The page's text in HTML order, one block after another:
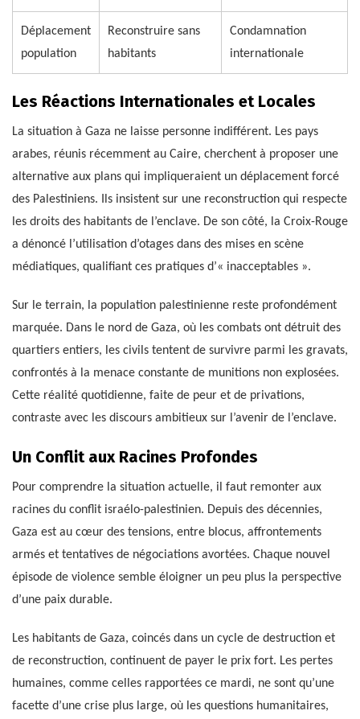
Déplacement
population
Reconstruire sans
habitants
Condamnation
internationale
Les Réactions Internationales et Locales
La situation à Gaza ne laisse personne indifférent. Les pays
arabes, réunis récemment au Caire, cherchent à proposer une
alternative aux plans qui impliqueraient un déplacement forcé
des Palestiniens. Ils insistent sur une reconstruction qui respecte
les droits des habitants de l’enclave. De son côté, la Croix-Rouge
a dénoncé l’utilisation d’otages dans des mises en scène
médiatiques, qualifiant ces pratiques d’« inacceptables ».
Sur le terrain, la population palestinienne reste profondément
marquée. Dans le nord de Gaza, où les combats ont détruit des
quartiers entiers, les civils tentent de survivre parmi les gravats,
confrontés à la menace constante de munitions non explosées.
Cette réalité quotidienne, faite de peur et de privations,
contraste avec les discours ambitieux sur l’avenir de l’enclave.
Un Conflit aux Racines Profondes
Pour comprendre la situation actuelle, il faut remonter aux
racines du conflit israélo-palestinien. Depuis des décennies,
Gaza est au cœur des tensions, entre blocus, affrontements
armés et tentatives de négociations avortées. Chaque nouvel
épisode de violence semble éloigner un peu plus la perspective
d’une paix durable.
Les habitants de Gaza, coincés dans un cycle de destruction et
de reconstruction, continuent de payer le prix fort. Les pertes
humaines, comme celles rapportées ce mardi, ne sont qu’une
facette d’une crise plus large, où les questions humanitaires,